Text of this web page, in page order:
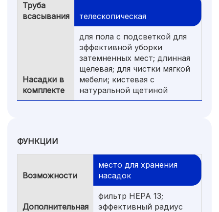
Труба
всасывания
телескопическая
Насадки в
комплекте
для пола с подсветкой для
эффективной уборки
затемненных мест; длинная
щелевая; для чистки мягкой
мебели; кистевая с
натуральной щетиной
ФУНКЦИИ
Возможности
место для хранения
насадок
Дополнительная
фильтр HEPA 13;
эффективный радиус